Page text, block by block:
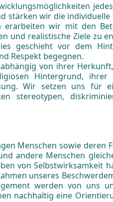
stärken wir die
wir mit den
und realistische Ziele zu
geschieht vor dem
Respekt begegnen.
von ihrer
Hintergrund, ihrer
Wir setzen uns für
Menschen sowie deren
andere Menschen
von Selbstwirksamkeit
unseres
werden von uns
nachhaltig eine